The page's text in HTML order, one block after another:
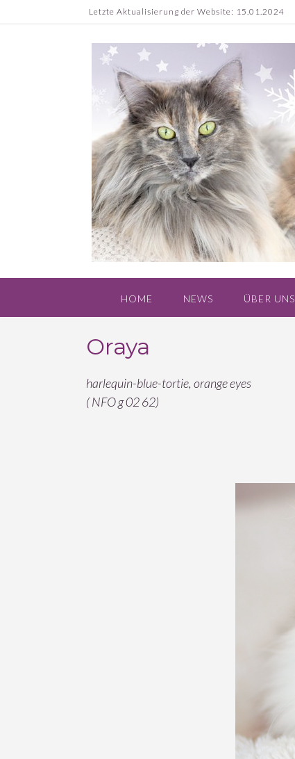
to
Letzte Aktualisierung der Website: 15.01.2024
HOME NEWS ÜBER UNS
Oraya
harlequin-blue-tortie, orange eyes
( NFO g 02 62)